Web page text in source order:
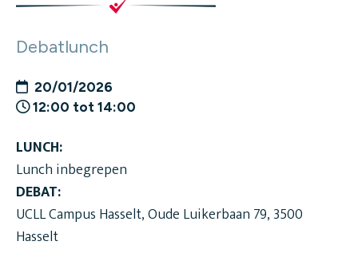
Debatlunch
20/01/2026
12:00 tot 14:00
LUNCH:
Lunch inbegrepen
DEBAT:
UCLL Campus Hasselt, Oude Luikerbaan 79, 3500
Hasselt